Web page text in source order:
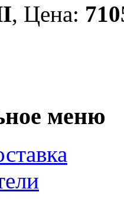
, Цена:
меню